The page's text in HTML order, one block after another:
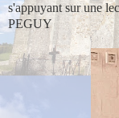
s'appuyant sur une
PEGUY